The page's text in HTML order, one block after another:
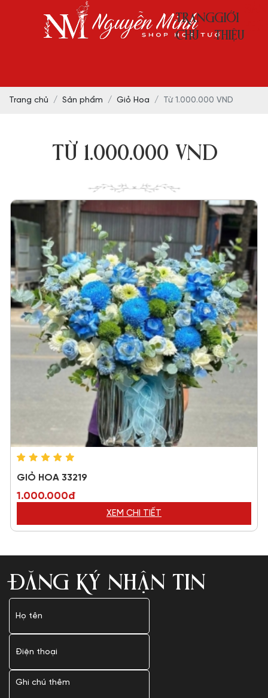
TRANG
CHỦ
GIỚI
THIỆU
Trang chủ Sản phẩm Giỏ Hoa Từ 1.000.000 VND
TỪ 1.000.000 VND
GIỎ HOA 33219
1.000.000đ
XEM CHI TIẾT
ĐĂNG KÝ NHẬN TIN